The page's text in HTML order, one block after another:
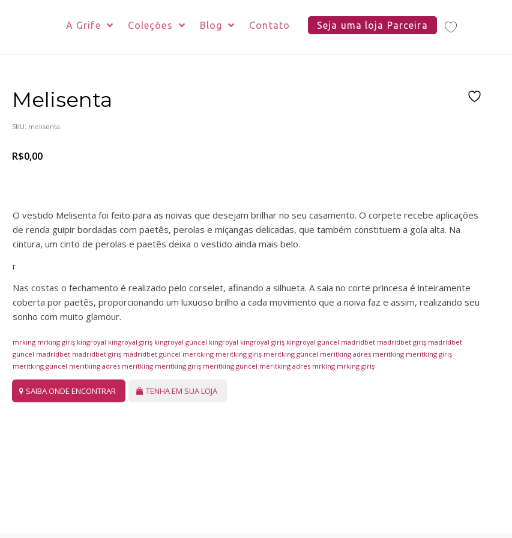
A Grife Coleções Blog Contato Seja uma loja Parceira
Melisenta
SKU: melisenta
R$0,00
O vestido Melisenta foi feito para as noivas que desejam brilhar no seu casamento. O corpete recebe aplicações
de renda guipir bordadas com paetês, perolas e miçangas delicadas, que também constituem a gola alta. Na
cintura, um cinto de perolas e paetês deixa o vestido ainda mais belo.
r
Nas costas o fechamento é realizado pelo corselet, afinando a silhueta. A saia no corte princesa é inteiramente
coberta por paetês, proporcionando um luxuoso brilho a cada movimento que a noiva faz e assim, realizando seu
sonho com muito glamour.
mrking mrking giriş kingroyal kingroyal giriş kingroyal güncel kingroyal kingroyal giriş kingroyal güncel madridbet madridbet giriş madridbet
güncel madridbet madridbet giriş madridbet güncel meritking meritking giriş meritking güncel meritking adres meritking meritking giriş
meritking güncel meritking adres meritking meritking giriş meritking güncel meritking adres mrking mrking giriş
SAIBA ONDE ENCONTRAR TENHA EM SUA LOJA